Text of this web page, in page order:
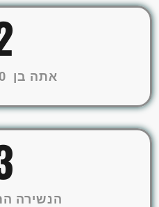
אתה בן 40 – 21 ?
הנשירה